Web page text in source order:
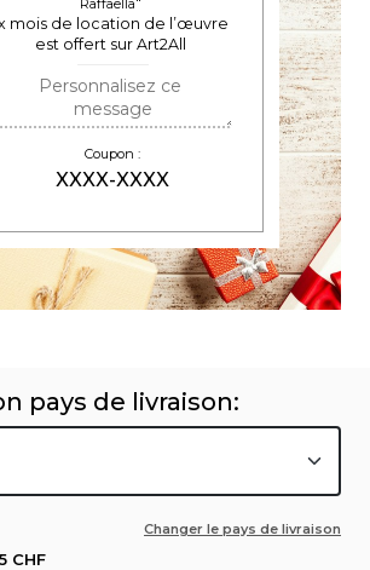
mois de location de l’œuvre
est offert sur Art2All
Coupon :
XXXX-XXXX
pays de livraison:
Changer le pays de livraison
CHF